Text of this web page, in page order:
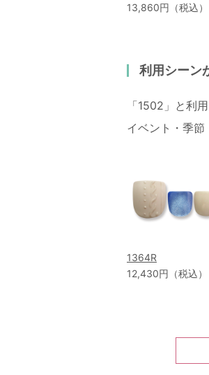
13,860円（税込）
利用シーン
「1502」と利
イベント・季節
1364R
12,430円（税込）